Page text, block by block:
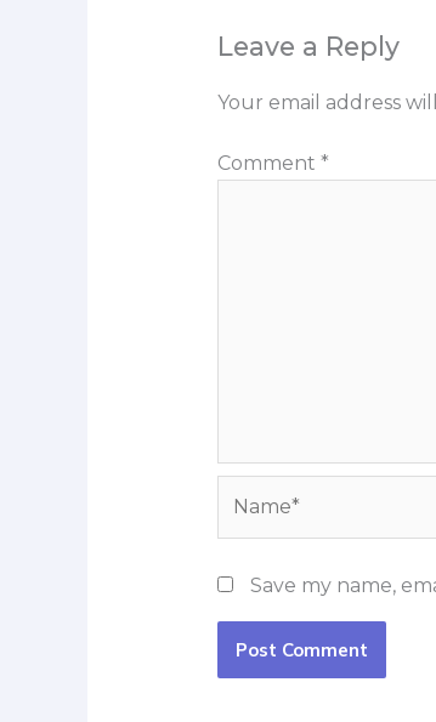
Leave a Reply
Your email address
Comment *
Save my name,